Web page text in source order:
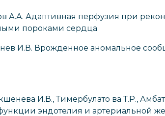
А.А. Адаптивная перфузия при
пороками сердца
И.В. Врожденное аномальное
И.В., Тимербулато ва Т.Р.,
эндотелия и артериальной